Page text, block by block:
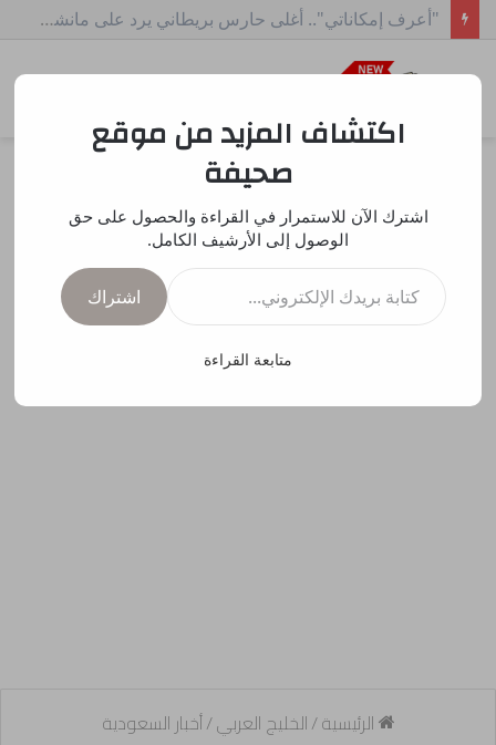
لماذا تعاقد ريال مدريد مع ديوماندي وكيف سينسجم مع خط الهجوم المليء بالنجوم؟
الرئيسية/الخليج العربي/أخبار السعودية
اكتشاف المزيد من موقع
صحيفة
اشترك الآن للاستمرار في القراءة والحصول على حق
الوصول إلى الأرشيف الكامل.
كتابة بريدك الإلكتروني...
اشتراك
متابعة القراءة